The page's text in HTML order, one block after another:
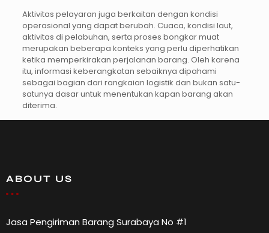
Aktivitas pelayaran juga berkaitan dengan kondisi
operasional yang dapat berubah. Cuaca, kondisi laut,
aktivitas di pelabuhan, serta proses bongkar muat
merupakan beberapa konteks yang perlu diperhatikan
ketika memperkirakan perjalanan barang. Oleh karena
itu, informasi keberangkatan sebaiknya dipahami
sebagai bagian dari rangkaian logistik dan bukan satu-
satunya dasar untuk menentukan kapan barang akan
diterima.
ABOUT US
Jasa Pengiriman Barang Surabaya No #1